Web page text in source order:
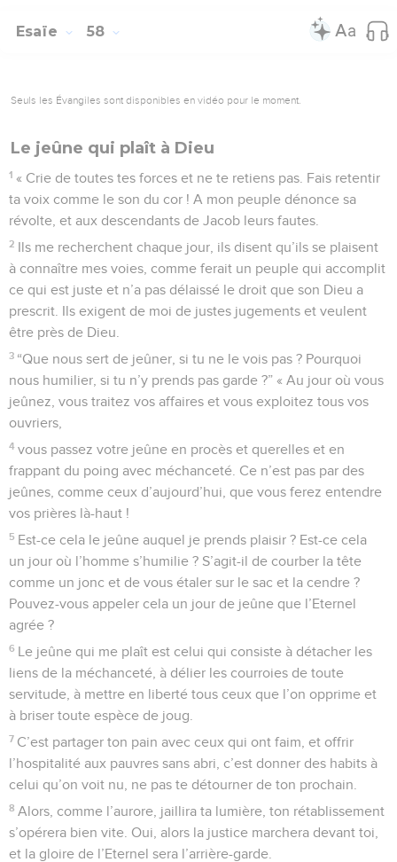
Esaïe 58
Seuls les Évangiles sont disponibles en vidéo pour le moment.
Le jeûne qui plaît à Dieu
1 « Crie de toutes tes forces et ne te retiens pas. Fais retentir
ta voix comme le son du cor ! A mon peuple dénonce sa
révolte, et aux descendants de Jacob leurs fautes.
2 Ils me recherchent chaque jour, ils disent qu’ils se plaisent
à connaître mes voies, comme ferait un peuple qui accomplit
ce qui est juste et n’a pas délaissé le droit que son Dieu a
prescrit. Ils exigent de moi de justes jugements et veulent
être près de Dieu.
3 “Que nous sert de jeûner, si tu ne le vois pas ? Pourquoi
nous humilier, si tu n’y prends pas garde ?” « Au jour où vous
jeûnez, vous traitez vos affaires et vous exploitez tous vos
ouvriers,
4 vous passez votre jeûne en procès et querelles et en
frappant du poing avec méchanceté. Ce n’est pas par des
jeûnes, comme ceux d’aujourd’hui, que vous ferez entendre
vos prières là-haut !
5 Est-ce cela le jeûne auquel je prends plaisir ? Est-ce cela
un jour où l’homme s’humilie ? S’agit-il de courber la tête
comme un jonc et de vous étaler sur le sac et la cendre ?
Pouvez-vous appeler cela un jour de jeûne que l’Eternel
agrée ?
6 Le jeûne qui me plaît est celui qui consiste à détacher les
liens de la méchanceté, à délier les courroies de toute
servitude, à mettre en liberté tous ceux que l’on opprime et
à briser toute espèce de joug.
7 C’est partager ton pain avec ceux qui ont faim, et offrir
l’hospitalité aux pauvres sans abri, c’est donner des habits à
celui qu’on voit nu, ne pas te détourner de ton prochain.
8 Alors, comme l’aurore, jaillira ta lumière, ton rétablissement
s’opérera bien vite. Oui, alors la justice marchera devant toi,
et la gloire de l’Eternel sera l’arrière-garde.